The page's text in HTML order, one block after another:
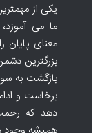
یکی از
ما می
معنای
بزرگترین
بازگشت به
برخاست و
دهد که